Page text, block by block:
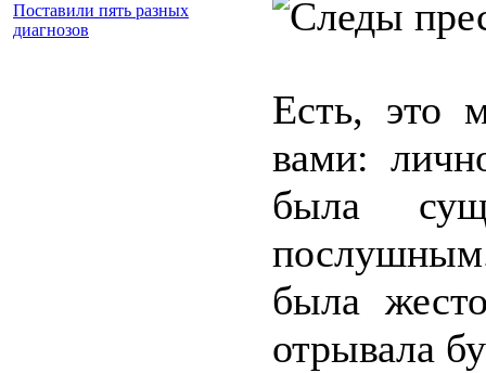
Поставили пять разных
диагнозов
Есть, это
вами:
была
была
отрывала